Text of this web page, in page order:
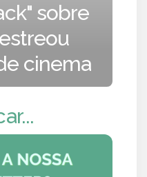
sobre
cinema